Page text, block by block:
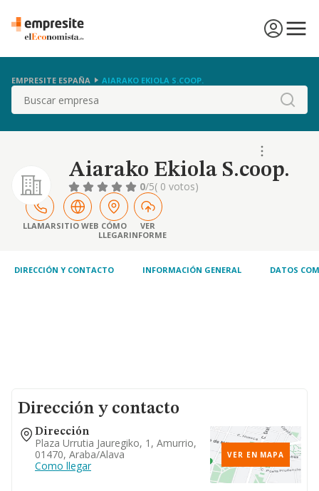
EMPRESITE ESPAÑA AIARAKO EKIOLA S.COOP.
Buscar
Aiarako Ekiola S.coop.
0/5( 0 votos)
LLAMARSITIO WEB CÓMO
LLEGAR
VER
INFORME
DIRECCIÓN Y CONTACTO INFORMACIÓN GENERAL DATOS
Dirección y contacto
Dirección
Plaza Urrutia Jauregiko, 1, Amurrio,
01470, Araba/alava
Como llegar
VER EN MAPA